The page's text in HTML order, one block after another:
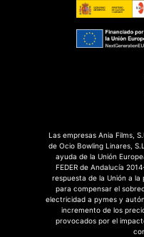
Las empresas Ania Films,
de Ocio Bowling Linares,
ayuda de la Unión
FEDER de Andalucía
respuesta de la Unión a la
para compensar el
electricidad a pymes y
incremento de los
provocados por el